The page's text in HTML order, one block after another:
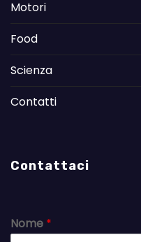
Motori
Food
Scienza
Contatti
Contattaci
Nome *